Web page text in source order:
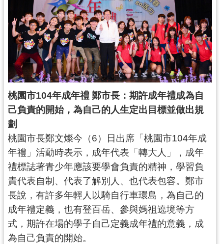
務
資
訊
訊
息
公
告
便
民
服
務
政
府
資
訊
公
開
桃園市104年成年禮 鄭市長：期許成年禮成為自
己負責的開始，為自己的人生定出目標並做出規
劃
桃園市長鄭文燦今（6）日出席「桃園市104年成
年禮」活動時表示，成年代表「轉大人」，成年
禮標誌著青少年應該要學會負責的精神，學習負
責代表自制、代表了解別人、也代表包容。鄭市
長說，有許多年輕人以騎自行車環島，為自己的
成年禮定義，也有登百岳、參與媽祖遶境等方
式，期許在場的學子自己定義成年禮的意義，成
為自己負責的開始。